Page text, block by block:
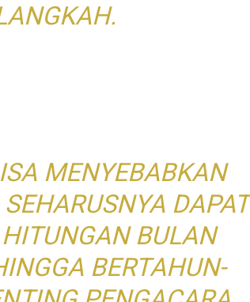
MENYEBABKAN
DAPAT
BULAN
BERTAHUN-